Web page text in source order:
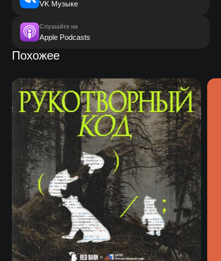
VK Музыке
Слушайте на
Apple Podcasts
Похожее